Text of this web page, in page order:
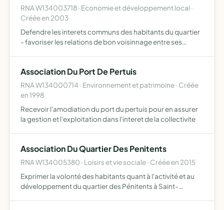
RNA W134003718 · Economie et développement local ·
Créée en 2003
Defendre les interets communs des habitants du quartier
- favoriser les relations de bon voisinnage entre ses
Association Du Port De Pertuis
RNA W134000714 · Environnement et patrimoine · Créée
en 1998
Recevoir l'amodiation du port du pertuis pour en assurer
la gestion et l'exploitation dans l'interet de la collectivite
Association Du Quartier Des Penitents
RNA W134005380 · Loisirs et vie sociale · Créée en 2015
Exprimer la volonté des habitants quant à l'activité et au
développement du quartier des Pénitents à Saint-